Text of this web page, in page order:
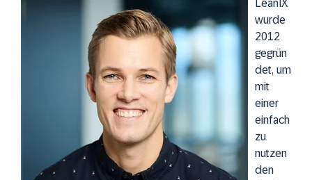
LeanIX
wurde
2012
gegrün
det, um
mit
einer
einfach
zu
nutzen
den